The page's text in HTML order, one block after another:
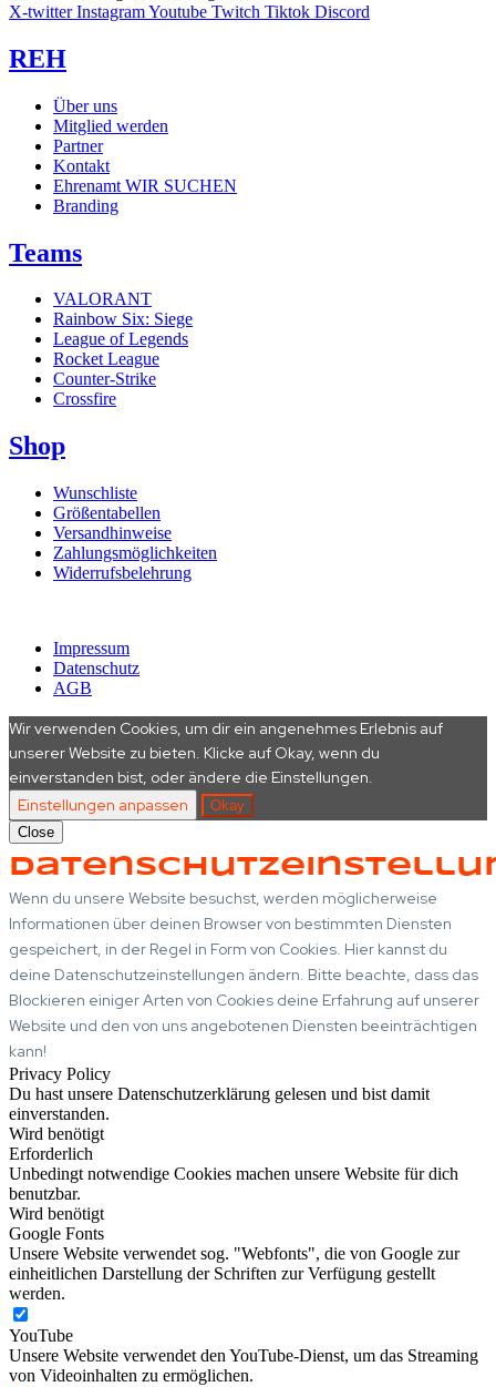
X-twitter InstagramYoutube Twitch Tiktok Discord
REH
Über uns
Mitglied werden
Partner
Kontakt
Ehrenamt WIR SUCHEN
Branding
Teams
VALORANT
Rainbow Six: Siege
League of Legends
Rocket League
Counter-Strike
Crossfire
Shop
Wunschliste
Größentabellen
Versandhinweise
Zahlungsmöglichkeiten
Widerrufsbelehrung
Impressum
Datenschutz
AGB
Wir verwenden Cookies, um dir ein angenehmes Erlebnis auf
unserer Website zu bieten. Klicke auf Okay, wenn du
einverstanden bist, oder ändere die Einstellungen.
Einstellungen anpassen
Okay
Close
Wenn du unsere Website besuchst, werden möglicherweise
Informationen über deinen Browser von bestimmten Diensten
gespeichert, in der Regel in Form von Cookies. Hier kannst du
deine Datenschutzeinstellungen ändern. Bitte beachte, dass das
Blockieren einiger Arten von Cookies deine Erfahrung auf unserer
Website und den von uns angebotenen Diensten beeinträchtigen
kann!
Privacy Policy
Du hast unsere Datenschutzerklärung gelesen und bist damit
einverstanden.
Wird benötigt
Erforderlich
Unbedingt notwendige Cookies machen unsere Website für dich
benutzbar.
Wird benötigt
Google Fonts
Unsere Website verwendet sog. "Webfonts", die von Google zur
einheitlichen Darstellung der Schriften zur Verfügung gestellt
werden.
YouTube
Unsere Website verwendet den YouTube-Dienst, um das Streaming
von Videoinhalten zu ermöglichen.